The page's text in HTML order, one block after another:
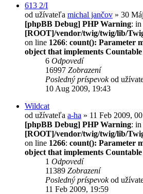
613 2/I
od užívateľa michal jančov » 30
[phpBB Debug] PHP Warning:
[ROOT]/vendor/twig/twig/lib/
on line 1266: count(): Parameter
object that implements Countable
6 Odpovedí
16997 Zobrazení
Posledný príspevokod
10 Aug 2009, 19:43
Wildcat
od užívateľa a-ha » 11 Feb 2009,
[phpBB Debug] PHP Warning:
[ROOT]/vendor/twig/twig/lib/
on line 1266: count(): Parameter
object that implements Countable
1 Odpovedí
11389 Zobrazení
Posledný príspevokod
11 Feb 2009, 19:59